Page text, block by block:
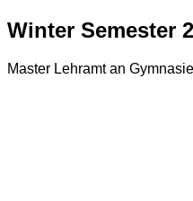
Winter Semester
Master Lehramt an